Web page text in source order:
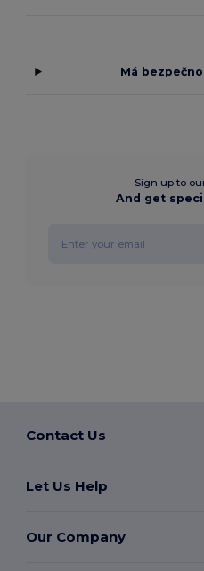
Má
Sign up to
And get
Contact Us
Let Us Help
Our Company